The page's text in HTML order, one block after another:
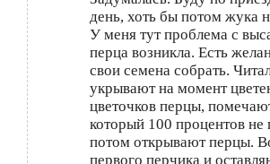
день, хоть бы потом жука
У меня тут проблема с
перца возникла. Есть
свои семена собрать.
укрывают на момент
цветочков перцы,
который 100 процентов не
потом открывают перцы.
первого перчика и